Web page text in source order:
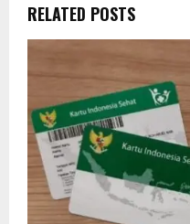
RELATED POSTS